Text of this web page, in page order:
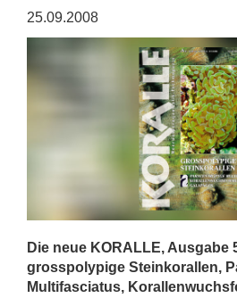
25.09.2008
Die neue KORALLE, Ausgabe
grosspolypige Steinkorallen,
Multifasciatus,